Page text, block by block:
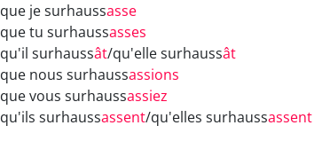
que je surhaussasse
que tu surhaussasses
qu'il surhaussât/qu'elle surhaussât
que nous surhaussassions
que vous surhaussassiez
qu'ils surhaussassent/qu'elles surhaussassent